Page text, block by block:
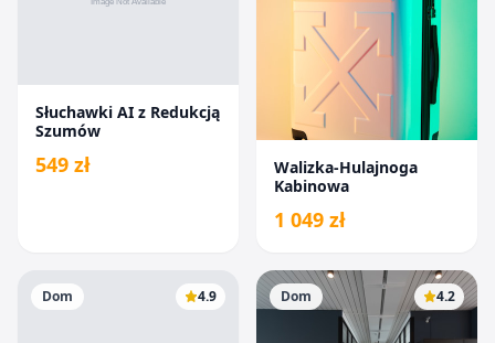
Słuchawki AI z Redukcją
Szumów
549 zł
Walizka-Hulajnoga
Kabinowa
1 049 zł
Dom 4.9 Dom 4.2